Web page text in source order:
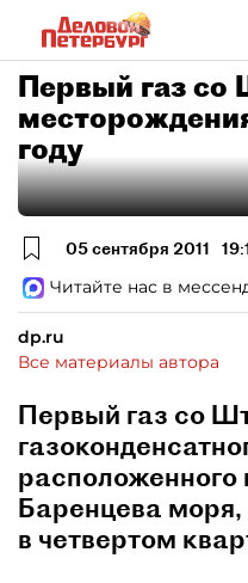
Первый газ со
году
05 сентября 2011
Читайте нас в
dp.ru
Все материалы автора
Первый газ со
Баренцева
в четвертом